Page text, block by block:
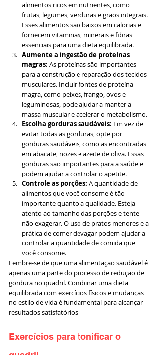
alimentos ricos em nutrientes, como
frutas, legumes, verduras e grãos integrais.
Esses alimentos são baixos em calorias e
fornecem vitaminas, minerais e fibras
essenciais para uma dieta equilibrada.
Aumente a ingestão de proteínas
magras: As proteínas são importantes
para a construção e reparação dos tecidos
musculares. Incluir fontes de proteína
magra, como peixes, frango, ovos e
leguminosas, pode ajudar a manter a
massa muscular e acelerar o metabolismo.
Escolha gorduras saudáveis: Em vez de
evitar todas as gorduras, opte por
gorduras saudáveis, como as encontradas
em abacate, nozes e azeite de oliva. Essas
gorduras são importantes para a saúde e
podem ajudar a controlar o apetite.
Controle as porções: A quantidade de
alimentos que você consome é tão
importante quanto a qualidade. Esteja
atento ao tamanho das porções e tente
não exagerar. O uso de pratos menores e a
prática de comer devagar podem ajudar a
controlar a quantidade de comida que
você consome.
Lembre-se de que uma alimentação saudável é
apenas uma parte do processo de redução de
gordura no quadril. Combinar uma dieta
equilibrada com exercícios físicos e mudanças
no estilo de vida é fundamental para alcançar
resultados satisfatórios.
Exercícios para tonificar o